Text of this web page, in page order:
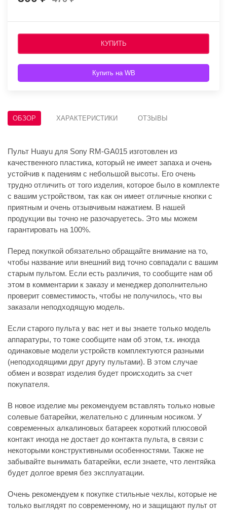
КУПИТЬ
Купить на WB
ОБЗОР ХАРАКТЕРИСТИКИ ОТЗЫВЫ
Пульт Huayu для Sony RM-GA015 изготовлен из
качественного пластика, который не имеет запаха и очень
устойчив к падениям с небольшой высоты. Его очень
трудно отличить от того изделия, которое было в комплекте
с вашим устройством, так как он имеет отличные кнопки с
приятным и очень отзывчивым нажатием. В нашей
продукции вы точно не разочаруетесь. Это мы можем
гарантировать на 100%.
Перед покупкой обязательно обращайте внимание на то,
чтобы название или внешний вид точно совпадали с вашим
старым пультом. Если есть различия, то сообщите нам об
этом в комментарии к заказу и менеджер дополнительно
проверит совместимость, чтобы не получилось, что вы
заказали неподходящую модель.
Если старого пульта у вас нет и вы знаете только модель
аппаратуры, то тоже сообщите нам об этом, т.к. иногда
одинаковые модели устройств комплектуются разными
(неподходящими друг другу пультами). В этом случае
обмен и возврат изделия будет происходить за счет
покупателя.
В новое изделие мы рекомендуем вставлять только новые
солевые батарейки, желательно с длинным носиком. У
современных алкалиновых батареек короткий плюсовой
контакт иногда не достает до контакта пульта, в связи с
некоторыми конструктивными особенностями. Также не
забывайте вынимать батарейки, если знаете, что лентяйка
будет долгое время без эксплуатации.
Очень рекомендуем к покупке стильные чехлы, которые не
только выглядят по современному, но и защищают пульт от